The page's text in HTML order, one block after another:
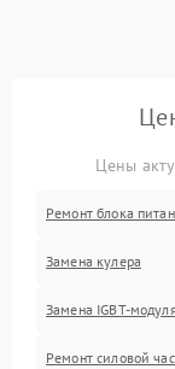
Цены
Ремонт блока
Замена кулера
Замена IGBT-модуля
Ремонт силовой